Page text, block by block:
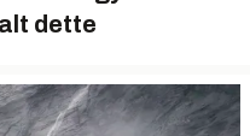
dette